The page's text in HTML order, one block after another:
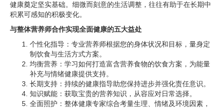
健康奠定坚实基础。细微而刻意的生活调整，往往有助于在长期中
积累可感知的积极变化。
与整体营养师合作实现全面健康的五大益处
个性化指导：专业营养师根据您的身体状况和目标，量身定
制饮食与生活方式方案。
均衡营养：学习如何打造富含营养食物的饮食方案，为能量
补充与情绪健康提供支持。
长期支持：持续的健康指导助您保持进步并强化责任意识。
知识赋能：获取宝贵的营养知识，从容应对日常选择。
全面照护：整体健康专家综合考量生理、情绪及环境因素，